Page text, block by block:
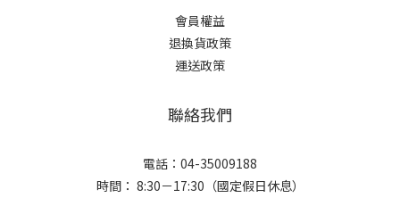
會員權益
退換貨政策
運送政策
聯絡我們
電話：04-35009188
時間： 8:30－17:30（國定假日休息）